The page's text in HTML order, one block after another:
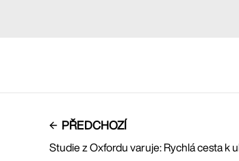
PŘEDCHOZÍ
Studie z Oxfordu varuje: Rychlá cesta k